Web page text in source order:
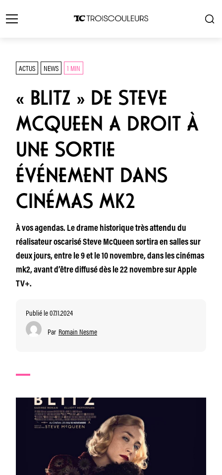
ACTUS NEWS 1 MIN
« BLITZ » DE STEVE
MCQUEEN A DROIT À
UNE SORTIE
ÉVÉNEMENT DANS
CINÉMAS MK2
À vos agendas. Le drame historique très attendu du
réalisateur oscarisé Steve McQueen sortira en salles sur
deux jours, entre le 9 et le 10 novembre, dans les cinémas
mk2, avant d’être diffusé dès le 22 novembre sur Apple
TV+.
Publié le 07.11.2024
Par Romain Nesme